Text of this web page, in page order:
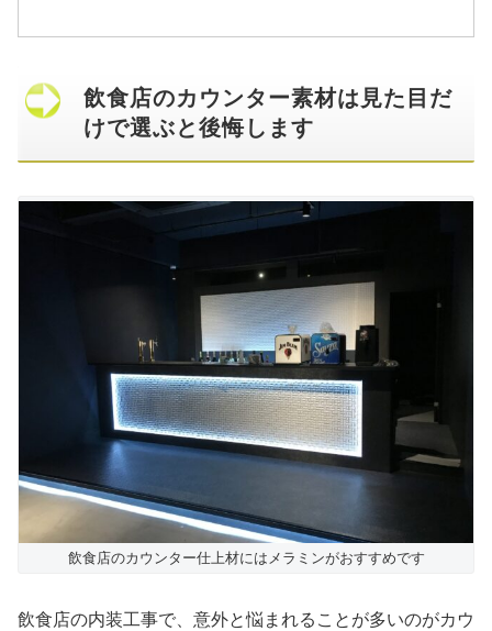
飲食店のカウンター素材は見た目だ
けで選ぶと後悔します
飲食店のカウンター仕上材にはメラミンがおすすめです
飲食店の内装工事で、意外と悩まれることが多いのがカウ